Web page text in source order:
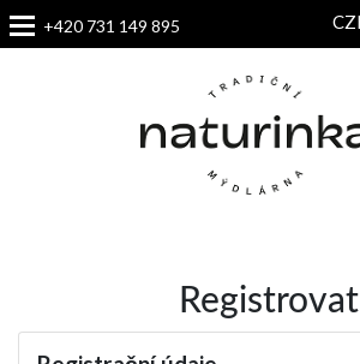
+420 731 149 895
Registrovat